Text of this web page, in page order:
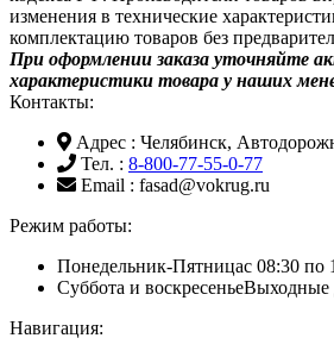
изменения в технические
комплектацию товаров без
При оформлении заказа уточняйте
характеристики товара у наших
Контакты:
Адрес : Челябинск,
Тел. : 8-800-77-55-0-77
Email : fasad@vokrug.ru
Режим работы:
Понедельник-Пятницас 08:30
Суббота и воскресеньеВыходные
Навигация: